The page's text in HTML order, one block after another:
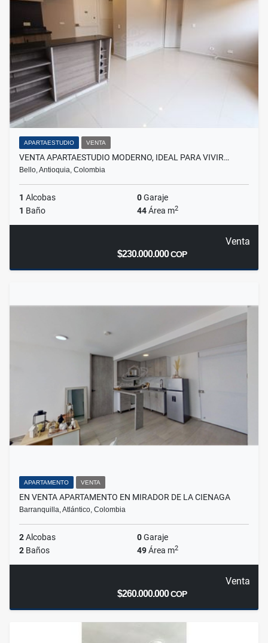
APARTAESTUDIO VENTA
VENTA APARTAESTUDIO MODERNO, IDEAL PARA VIVIR…
Bello, Antioquia, Colombia
1 Alcobas 0Garaje
1 Baño 44Área m2
Venta
$230.000.000COP
APARTAMENTO VENTA
EN VENTA APARTAMENTO EN MIRADOR DE LA CIENAGA
Barranquilla, Atlántico, Colombia
2Alcobas 0Garaje
2 Baños 49Área m2
Venta
$260.000.000COP